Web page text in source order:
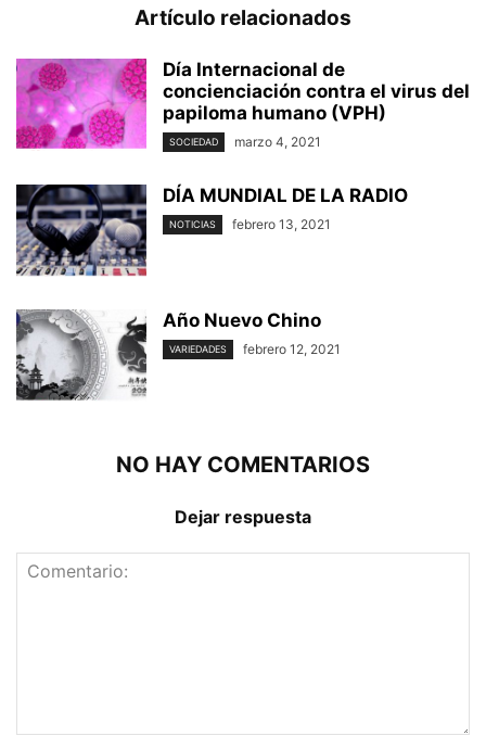
Artículo relacionados
Día Internacional de
concienciación contra el virus del
papiloma humano (VPH)
SOCIEDAD marzo 4, 2021
DÍA MUNDIAL DE LA RADIO
NOTICIAS febrero 13, 2021
Año Nuevo Chino
VARIEDADES febrero 12, 2021
NO HAY COMENTARIOS
Dejar respuesta